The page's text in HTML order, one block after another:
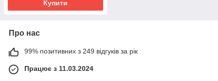
Купити
Про нас
99% позитивних з 249 відгуків за рік
Працює з 11.03.2024